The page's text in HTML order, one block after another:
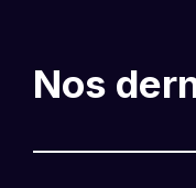
Nos